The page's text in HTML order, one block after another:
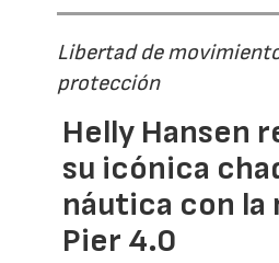
Libertad de
protección
Helly Hansen
su icónica
náutica con la
Pier 4.0